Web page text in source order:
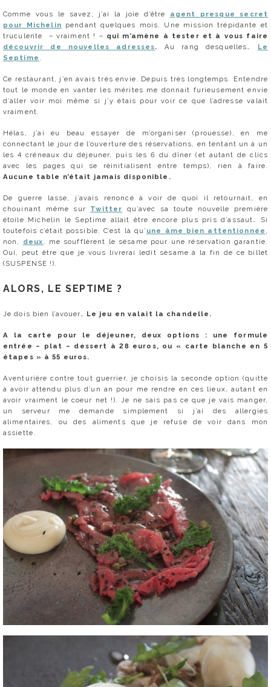
Comme vous le savez, j’ai la joie d’être agent presque secret
pour Michelin pendant quelques mois. Une mission trépidante et
truculente – vraiment ! – qui m’amène à tester et à vous faire
découvrir de nouvelles adresses. Au rang desquelles… Le
Septime .
Ce restaurant, j’en avais très envie. Depuis très longtemps. Entendre
tout le monde en vanter les mérites me donnait furieusement envie
d’aller voir moi même si j’y étais pour voir ce que l’adresse valait
vraiment.
Hélas, j’ai eu beau essayer de m’organiser (prouesse), en me
connectant le jour de l’ouverture des réservations, en tentant un à un
les 4 créneaux du déjeuner, puis les 6 du dîner (et autant de clics
avec les pages qui se réinitialisent entre temps), rien à faire.
Aucune table n’était jamais disponible.
De guerre lasse, j’avais renoncé à voir de quoi il retournait, en
chouinant même sur Twitter qu’avec sa toute nouvelle première
étoile Michelin le Septime allait être encore plus pris d’assaut… Si
toutefois c’était possible. C’est là qu’ une âme bien attentionnée
non, deux , me soufflèrent le sésame pour une réservation garantie.
Oui, peut être que je vous livrerai ledit sésame à la fin de ce billet
(SUSPENSE !).
ALORS, LE SEPTIME ?
Je dois bien l’avouer… Le jeu en valait la chandelle.
A la carte pour le déjeuner, deux options : une formule
entrée – plat – dessert à 28 euros, ou « carte blanche en 5
étapes » à 55 euros.
Aventurière contre tout guerrier, je choisis la seconde option (quitte
à avoir attendu plus d’un an pour me rendre en ces lieux, autant en
avoir vraiment le coeur net !). Je ne sais pas ce que je vais manger,
un serveur me demande simplement si j’ai des allergies
alimentaires, ou des aliments que je refuse de voir dans mon
assiette.